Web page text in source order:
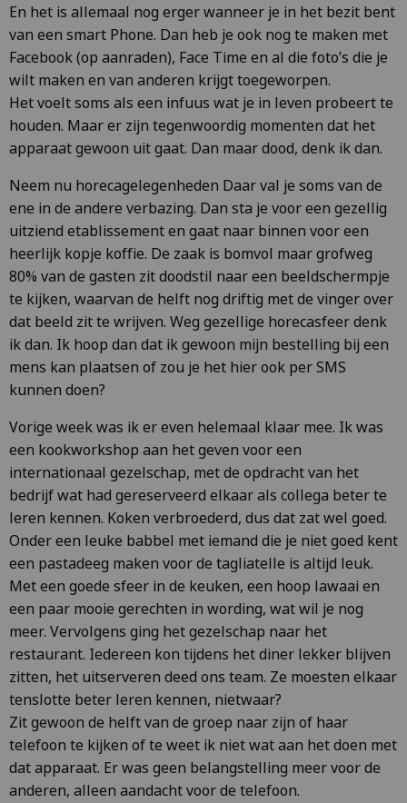
En het is allemaal nog erger wanneer je in het bezit bent
van een smart Phone. Dan heb je ook nog te maken met
Facebook (op aanraden), Face Time en al die foto’s die je
wilt maken en van anderen krijgt toegeworpen.
Het voelt soms als een infuus wat je in leven probeert te
houden. Maar er zijn tegenwoordig momenten dat het
apparaat gewoon uit gaat. Dan maar dood, denk ik dan.
Neem nu horecagelegenheden Daar val je soms van de
ene in de andere verbazing. Dan sta je voor een gezellig
uitziend etablissement en gaat naar binnen voor een
heerlijk kopje koffie. De zaak is bomvol maar grofweg
80% van de gasten zit doodstil naar een beeldschermpje
te kijken, waarvan de helft nog driftig met de vinger over
dat beeld zit te wrijven. Weg gezellige horecasfeer denk
ik dan. Ik hoop dan dat ik gewoon mijn bestelling bij een
mens kan plaatsen of zou je het hier ook per SMS
kunnen doen?
Vorige week was ik er even helemaal klaar mee. Ik was
een kookworkshop aan het geven voor een
internationaal gezelschap, met de opdracht van het
bedrijf wat had gereserveerd elkaar als collega beter te
leren kennen. Koken verbroederd, dus dat zat wel goed.
Onder een leuke babbel met iemand die je niet goed kent
een pastadeeg maken voor de tagliatelle is altijd leuk.
Met een goede sfeer in de keuken, een hoop lawaai en
een paar mooie gerechten in wording, wat wil je nog
meer. Vervolgens ging het gezelschap naar het
restaurant. Iedereen kon tijdens het diner lekker blijven
zitten, het uitserveren deed ons team. Ze moesten elkaar
tenslotte beter leren kennen, nietwaar?
Zit gewoon de helft van de groep naar zijn of haar
telefoon te kijken of te weet ik niet wat aan het doen met
dat apparaat. Er was geen belangstelling meer voor de
anderen, alleen aandacht voor de telefoon.